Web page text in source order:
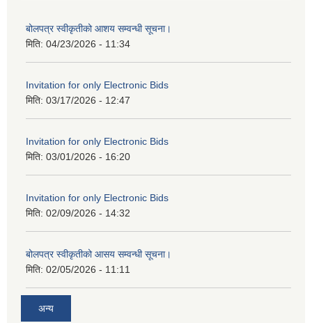
बोलपत्र स्वीकृतीको आशय सम्वन्धी सूचना।
मिति: 04/23/2026 - 11:34
Invitation for only Electronic Bids
मिति: 03/17/2026 - 12:47
Invitation for only Electronic Bids
मिति: 03/01/2026 - 16:20
Invitation for only Electronic Bids
मिति: 02/09/2026 - 14:32
बोलपत्र स्वीकृतीको आसय सम्वन्धी सूचना।
मिति: 02/05/2026 - 11:11
अन्य